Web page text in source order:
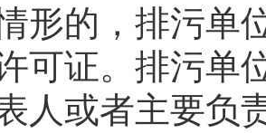
形的，排污单
可证。排污单
人或者主要负